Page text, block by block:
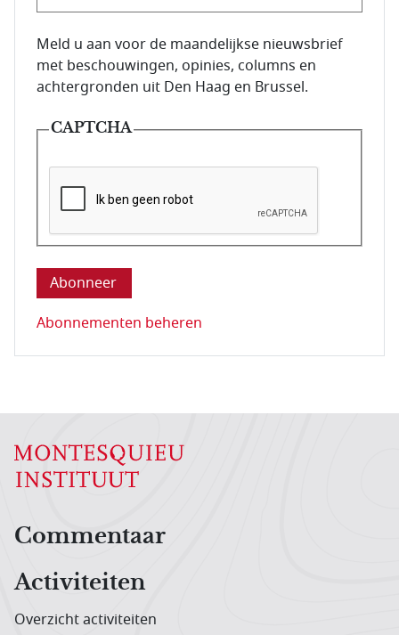
E-mailadres van de abonnee.
Meld u aan voor de maandelijkse nieuwsbrief
met beschouwingen, opinies, columns en
achtergronden uit Den Haag en Brussel.
CAPTCHA
Deze vraag is om te controleren dat u een mens
Abonnementen beheren
Hoofdnavigatiemenu
Commentaar
Activiteiten
Overzicht activiteiten